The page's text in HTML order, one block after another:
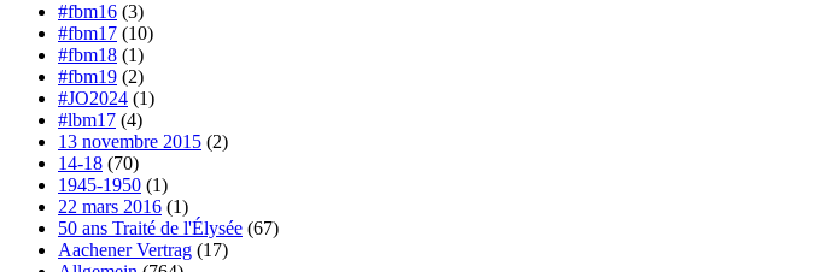
#fbm16 (3)
#fbm17 (10)
#fbm18 (1)
#fbm19 (2)
#JO2024 (1)
#lbm17 (4)
13 novembre 2015 (2)
14-18 (70)
1945-1950 (1)
22 mars 2016 (1)
50 ans Traité de l'Élysée (67)
Aachener Vertrag (17)